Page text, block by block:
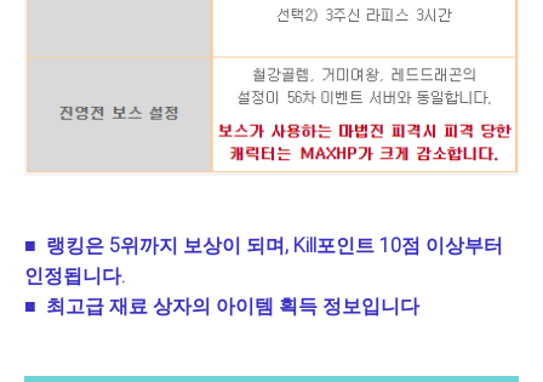
■ 랭킹은 5위까지 보상이 되며, Kill포인트 10점 이상부터
인정됩니다.
■ 최고급 재료 상자의 아이템 획득 정보입니다